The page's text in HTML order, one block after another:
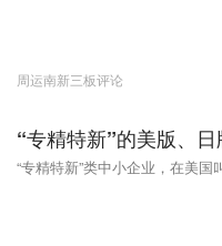
周运南新三板评论
“专精特新”的美版、
“专精特新”类中小企业，在美国